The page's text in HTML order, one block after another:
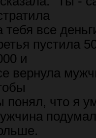
тебя все
пустила
и
вернула
понял, что я